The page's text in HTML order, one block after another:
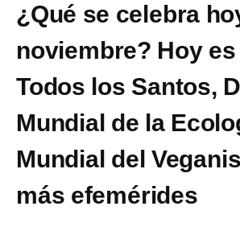
¿Qué se celebra
noviembre? Hoy es
Todos los Santos,
Mundial de la
Mundial del
más efemérides